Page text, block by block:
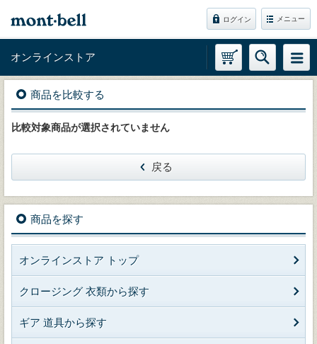
ログイン メニュー
オンラインストア
商品を比較する
比較対象商品が選択されていません
戻る
商品を探す
オンラインストア トップ
クロージング 衣類から探す
ギア 道具から探す